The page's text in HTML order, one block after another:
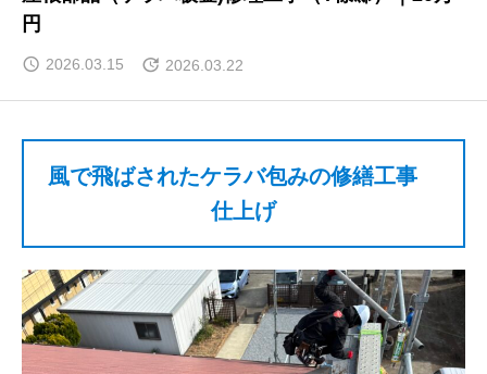
円
2026.03.15 2026.03.22
風で飛ばされたケラバ包みの修繕工事
仕上げ